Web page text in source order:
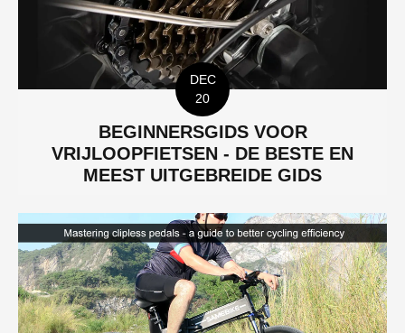
DEC
20
BEGINNERSGIDS VOOR
VRIJLOOPFIETSEN - DE BESTE EN
MEEST UITGEBREIDE GIDS